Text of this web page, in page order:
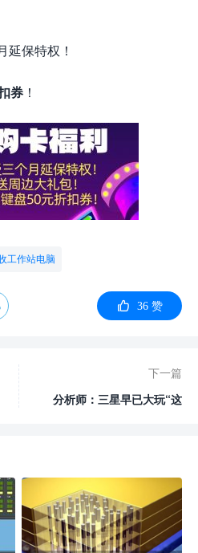
延保特权！
券 ！
工作站电脑
36 赞
下一篇
分析师：三星早已大玩“这